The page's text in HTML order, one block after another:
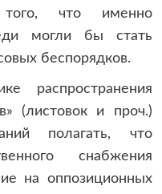
что именно
могли бы стать
беспорядков.
распространения
(листовок и проч.)
полагать, что
снабжения
на оппозиционных